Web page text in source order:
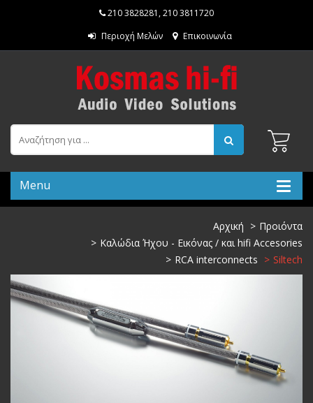
210 3828281 ,210 3811720
Περιοχή Μελών
Επικοινωνία
Menu
Αρχική
Προιόντα
Καλώδια Ήχου - Εικόνας / και hifi Accesories
RCA interconnects
Siltech